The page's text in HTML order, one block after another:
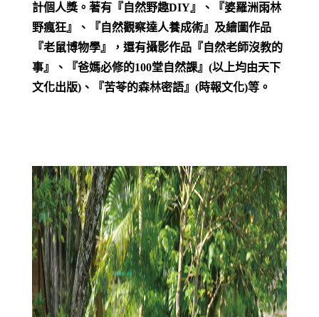
計個人獎。著有『自然野趣DIY』、『婆羅洲雨林
野瘋狂』、『自然觀察達人養成術』及繪圖作品
『老鼠博物學』，還有攝影作品『自然老師沒教的
事』、『爸媽必修的100堂自然課』(以上均由天下
文化出版)、『苦苓的森林密語』(時報文化)等。